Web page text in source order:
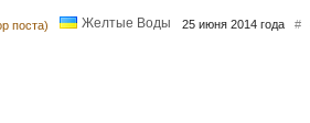
поста) Желтые Воды 25 июня 2014 года #